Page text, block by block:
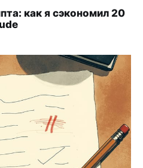
вопросы типа «Что вы
позаботиться о
думаете, как вы
вопросы, которые
глубокому
«Можете ли вы
о том, что вы
или «Как вы думаете,
вас к такому
как я сэкономил 20